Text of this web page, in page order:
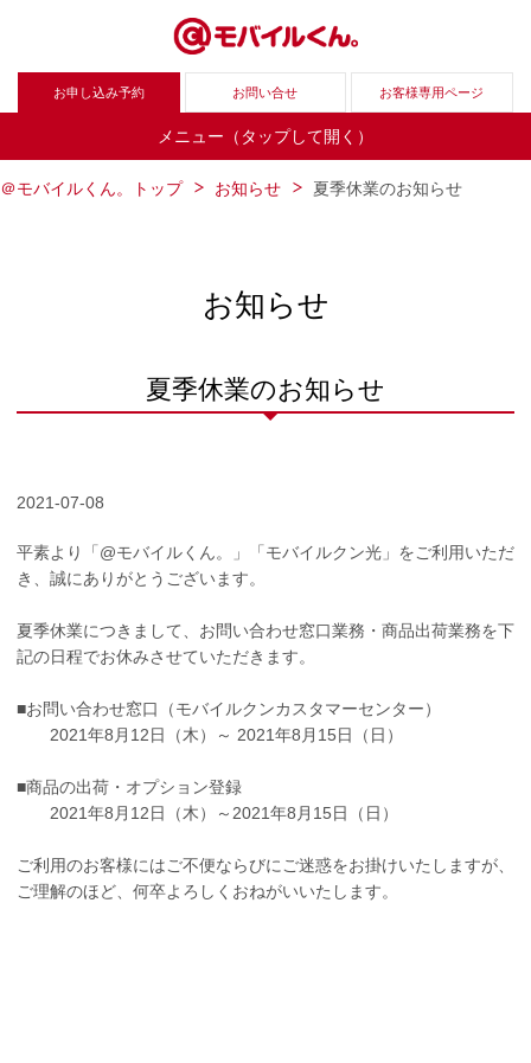
お申し込み予約 お問い合せ お客様専用ページ
メニュー（タップして開く）
＠モバイルくん。トップ お知らせ 夏季休業のお知らせ
お知らせ
夏季休業のお知らせ
2021-07-08
平素より「@モバイルくん。」「モバイルクン光」をご利用いただ
き、誠にありがとうございます。
夏季休業につきまして、お問い合わせ窓口業務・商品出荷業務を下
記の日程でお休みさせていただきます。
■お問い合わせ窓口（モバイルクンカスタマーセンター）
2021年8月12日（木）～ 2021年8月15日（日）
■商品の出荷・オプション登録
2021年8月12日（木）～2021年8月15日（日）
ご利用のお客様にはご不便ならびにご迷惑をお掛けいたしますが、
ご理解のほど、何卒よろしくおねがいいたします。